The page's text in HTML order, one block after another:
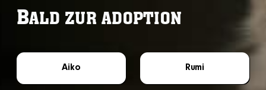
BALD ZUR ADOPTION
Aiko Rumi